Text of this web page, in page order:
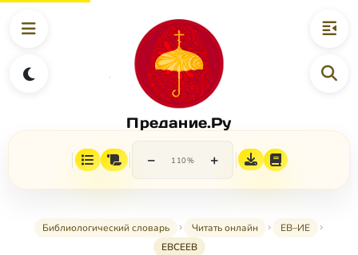
Предание.Ру
− 110% +
Библиологический словарь Читать онлайн
ЕВ–ИЕ
ЕВСЕЕВ